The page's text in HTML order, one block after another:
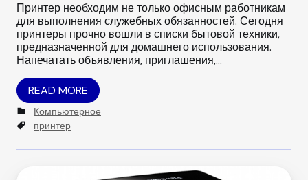
Принтер необходим не только офисным работникам
для выполнения служебных обязанностей. Сегодня
принтеры прочно вошли в списки бытовой техники,
предназначенной для домашнего использования.
Напечатать объявления, приглашения,…
READ MORE
C
a
e
Компьютерное
T
g
принтер